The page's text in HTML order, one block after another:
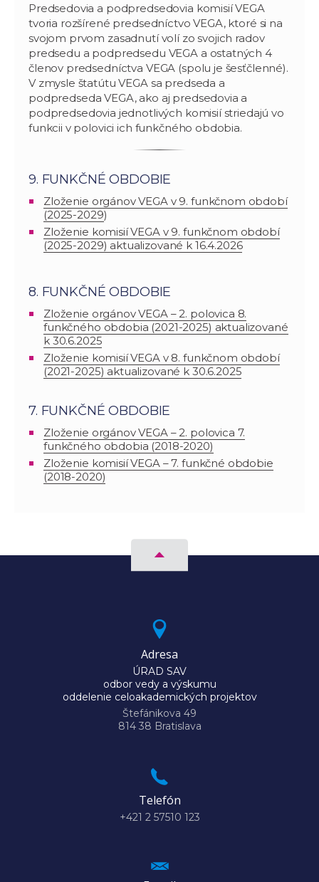
Predsedovia a podpredsedovia komisií VEGA
tvoria rozšírené predsedníctvo VEGA, ktoré si na
svojom prvom zasadnutí volí zo svojich radov
predsedu a podpredsedu VEGA a ostatných 4
členov predsedníctva VEGA (spolu je šesťčlenné).
V zmysle štatútu VEGA sa predseda a
podpredseda VEGA, ako aj predsedovia a
podpredsedovia jednotlivých komisií striedajú vo
funkcii v polovici ich funkčného obdobia.
9. FUNKČNÉ OBDOBIE
Zloženie orgánov VEGA v 9. funkčnom období
(2025-2029)
Zloženie komisií VEGA v 9. funkčnom období
(2025-2029) aktualizované k 16.4.2026
8. FUNKČNÉ OBDOBIE
Zloženie orgánov VEGA – 2. polovica 8.
funkčného obdobia (2021-2025) aktualizované
k 30.6.2025
Zloženie komisií VEGA v 8. funkčnom období
(2021-2025) aktualizované k 30.6.2025
7. FUNKČNÉ OBDOBIE
Zloženie orgánov VEGA – 2. polovica 7.
funkčného obdobia (2018-2020)
Zloženie komisií VEGA – 7. funkčné obdobie
(2018-2020)
Adresa
ÚRAD SAV
odbor vedy a výskumu
oddelenie celoakademických projektov
Štefánikova 49
814 38 Bratislava
Telefón
+421 2 57510 123